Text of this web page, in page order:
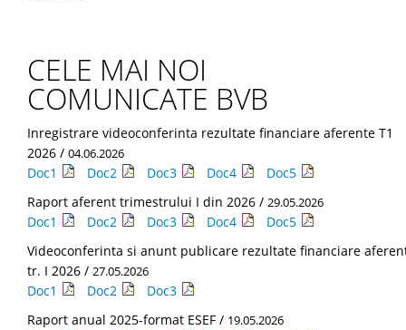
CELE MAI NOI
COMUNICATE BVB
Inregistrare videoconferinta rezultate financiare aferente T1
2026 / 04.06.2026
Doc1 Doc2 Doc3 Doc4
Doc5
Raport aferent trimestrului I din 2026 / 29.05.2026
Doc1 Doc2 Doc3 Doc4
Doc5
Videoconferinta si anunt publicare rezultate financiare
tr. I 2026 / 27.05.2026
Doc1 Doc2
Doc3
Raport anual 2025-format ESEF / 19.05.2026